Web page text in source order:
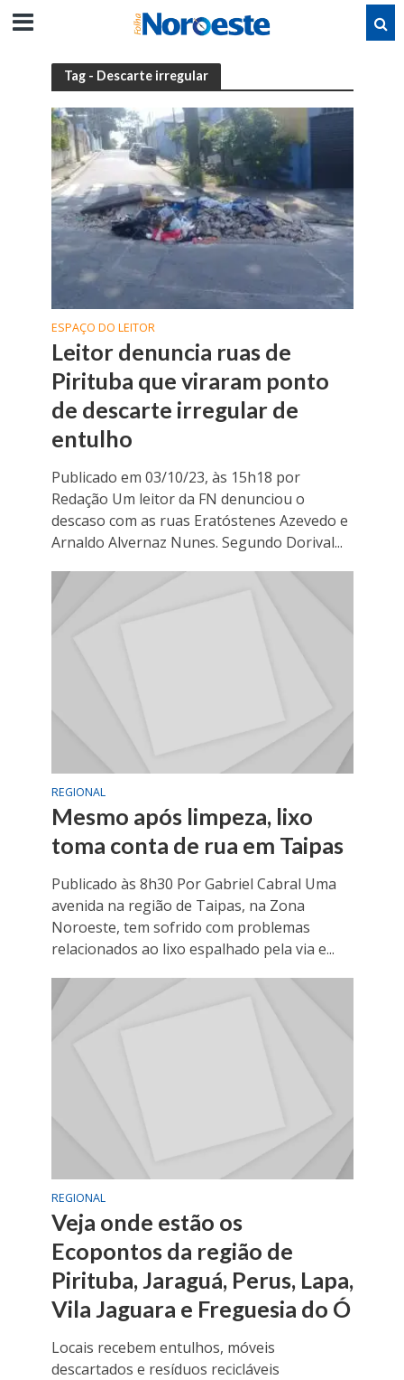
Tag - Descarte irregular
ESPAÇO DO LEITOR
Leitor denuncia ruas de
Pirituba que viraram ponto
de descarte irregular de
entulho
Publicado em 03/10/23, às 15h18 por
Redação Um leitor da FN denunciou o
descaso com as ruas Eratóstenes Azevedo e
Arnaldo Alvernaz Nunes. Segundo Dorival...
REGIONAL
Mesmo após limpeza, lixo
toma conta de rua em Taipas
Publicado às 8h30 Por Gabriel Cabral Uma
avenida na região de Taipas, na Zona
Noroeste, tem sofrido com problemas
relacionados ao lixo espalhado pela via e...
REGIONAL
Veja onde estão os
Ecopontos da região de
Pirituba, Jaraguá, Perus, Lapa,
Vila Jaguara e Freguesia do Ó
Locais recebem entulhos, móveis
descartados e resíduos recicláveis